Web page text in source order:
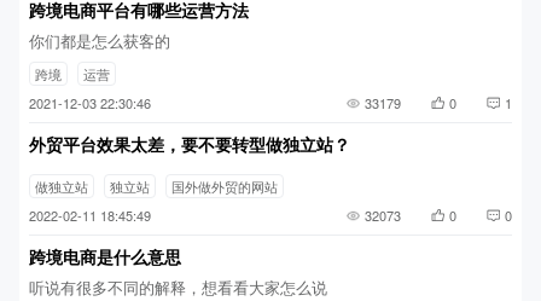
跨境电商平台有哪些运营方法
你们都是怎么获客的
跨境
运营
2021-12-03 22:30:46
33179 0 1
外贸平台效果太差，要不要转型做独立站？
做独立站 独立站
国外做外贸的网站
2022-02-11 18:45:49
32073 0 0
跨境电商是什么意思
听说有很多不同的解释，想看看大家怎么说